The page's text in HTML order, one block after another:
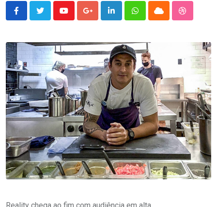
YoutubeGoogle+LinkedInWhatsappCloud